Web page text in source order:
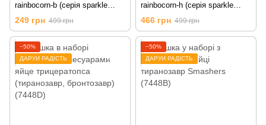
rainbocorn-b (серія sparkle
heart surprise) (9204B)
249 грн 499 грн
rainbocorn-h (серія sparkle
heart surprise) (9204H)
466 грн 499 грн
−50%
ДАРУЙ РАДІСТЬ
−50%
ДАРУЙ РАДІСТЬ